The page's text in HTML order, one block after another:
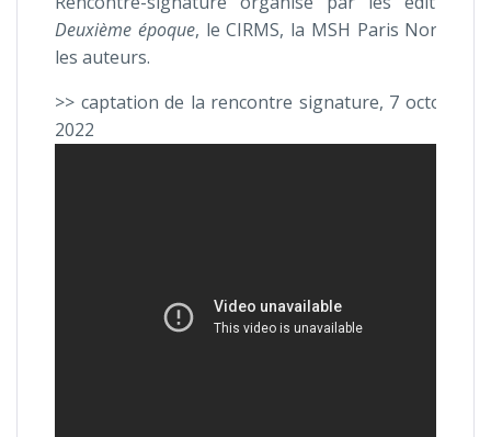
Deuxième époque, le CIRMS, la MSH Paris Nord et
les auteurs.
>> captation de la rencontre signature, 7 octobre
2022